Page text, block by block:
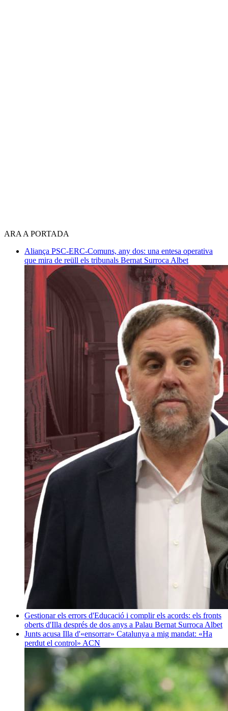
ARA A PORTADA
Aliança PSC-ERC-Comuns, any dos: una entesa operativa
que mira de reüll els tribunals Bernat Surroca Albet
Gestionar els errors d'Educació i complir els acords: els fronts
oberts d'Illa després de dos anys a Palau Bernat Surroca Albet
Junts acusa Illa d'«ensorrar» Catalunya a mig mandat: «Ha
perdut el control» ACN